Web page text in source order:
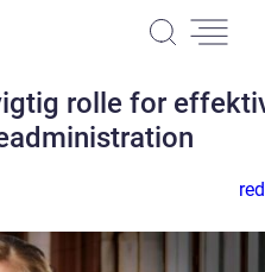
rolle for